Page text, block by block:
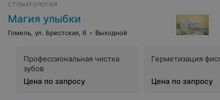
СТОМАТОЛОГИЯ
Магия улыбки
Гомель, ул. Брестская, 6 Выходной
Профессиональная чистка
зубов
Цена по запросу
Герметизация
Цена по запросу